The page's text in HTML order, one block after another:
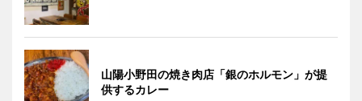
山陽小野田の焼き肉店「銀のホルモン」が提
供するカレー